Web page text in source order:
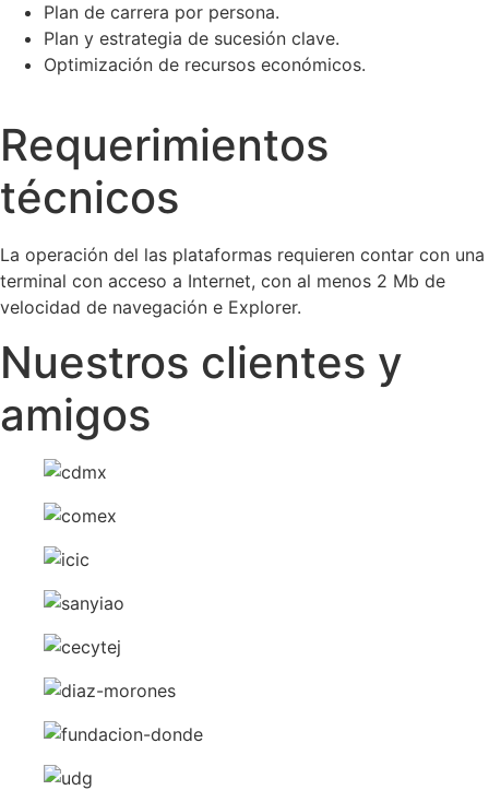
Plan de carrera por persona.
Plan y estrategia de sucesión clave.
Optimización de recursos económicos.
Requerimientos
técnicos
La operación del las plataformas requieren contar con una
terminal con acceso a Internet, con al menos 2 Mb de
velocidad de navegación e Explorer.
Nuestros clientes y
amigos